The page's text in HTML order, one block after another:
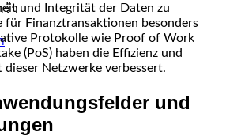
า und Integrität der Daten zu
für Finanztransaktionen besonders
Protokolle wie Proof of Work
(PoS) haben die Effizienz und
Netzwerke verbessert.
und